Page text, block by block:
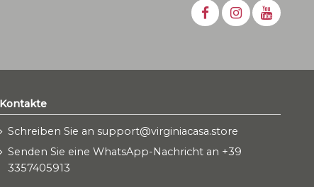
Kontakte
Schreiben Sie an support@virginiacasa.store
Senden Sie eine WhatsApp-Nachricht an +39
3357405913